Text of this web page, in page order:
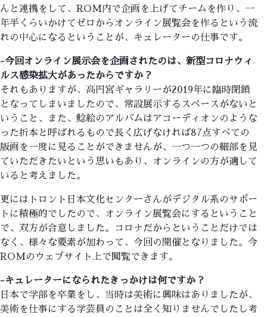
んと連携をして、ROM内で企画を上げてチームを作り、一
年半くらいかけてゼロからオンライン展覧会を作るという流
れの中心になるということが、キュレーターの仕事です。
-今回オンライン展示会を企画されたのは、新型コロナウィ
ルス感染拡大があったからですか？
それもありますが、高円宮ギャラリーが2019年に臨時閉鎖
となってしまいましたので、常設展示するスペースがないと
いうこと、また、鯰絵のアルバムはアコーディオンのような
った折本と呼ばれるもので長く広げなければ87点すべての
版画を一度に見ることができませんが、一つ一つの細部を見
ていただきたいという思いもあり、オンラインの方が適して
いると考えました。
更にはトロント日本文化センターさんがデジタル系のサポー
トに積極的でしたので、オンライン展覧会にするということ
で、双方が合意しました。コロナだからということだけでは
なく、様々な要素が加わって、今回の開催となりました。今
ROMのウェブサイト上で閲覧できます。
-キュレーターになられたきっかけは何ですか？
日本で学部を卒業をし、当時は美術に興味はありましたが、
美術を仕事にする学芸員のことは全く知りませんでしたし考